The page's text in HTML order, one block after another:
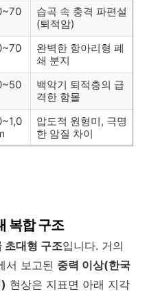
습곡 속 충격 파편설
(퇴적암)
완벽한 항아리형 폐
쇄 분지
백악기 퇴적층의 급
격한 함몰
압도적 원형미, 극명
한 암질 차이
복합 구조
초대형 구조입니다. 거의
서 보고된 중력 이상(한국
현상은 지표면 아래 지각